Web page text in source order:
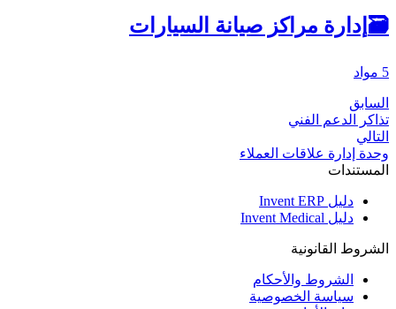
🗃إدارة مراكز صيانة السيارات
5 مواد
السابق
تذاكر الدعم الفني
التالي
وحدة إدارة علاقات العملاء
المستندات
دليل Invent ERP
دليل Invent Medical
الشروط القانونية
الشروط والأحكام
سياسة الخصوصية